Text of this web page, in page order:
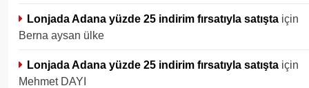
Lonjada Adana yüzde 25 indirim fırsatıyla satışta için
Berna aysan ülke
Lonjada Adana yüzde 25 indirim fırsatıyla satışta için
Mehmet DAYI